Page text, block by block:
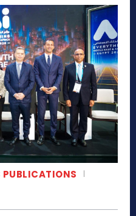
PUBLICATIONS